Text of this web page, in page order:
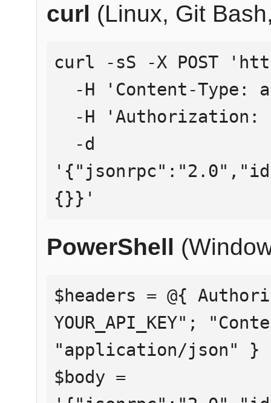
curl (Linux, Git
curl -sS -X POST
{}}'
PowerShell
$headers = @{
YOUR_API_KEY";
"application/json" }
$body =